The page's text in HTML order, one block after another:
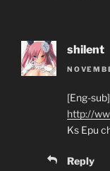
shilent
[Eng-
http://
Ks Epu
Reply